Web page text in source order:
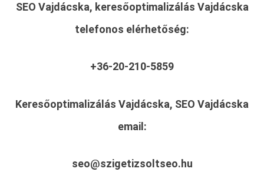
SEO Vajdácska, keresőoptimalizálás Vajdácska
telefonos elérhetőség:
+36-20-210-5859
Keresőoptimalizálás Vajdácska, SEO Vajdácska
email:
seo@szigetizsoltseo.hu